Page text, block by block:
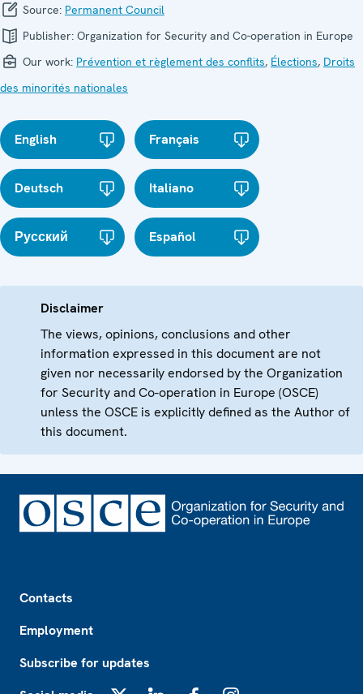
Source: Permanent Council
Publisher: Organization for Security and Co-operation in Europe
Our work: Prévention et règlement des conflits, Élections, Droits
des minorités nationales
English Français
Deutsch Italiano
Русский Español
Disclaimer
The views, opinions, conclusions and other
information expressed in this document are not
given nor necessarily endorsed by the Organization
for Security and Co-operation in Europe (OSCE)
unless the OSCE is explicitly defined as the Author of
this document.
Contacts
Employment
Subscribe for updates